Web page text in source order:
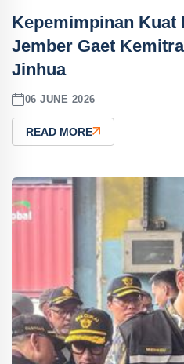
Kepemimpinan Kuat
Jember Gaet
Jinhua
06 JUNE 2026
READ MORE